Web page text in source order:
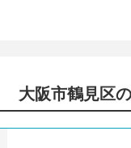
大阪市鶴見区